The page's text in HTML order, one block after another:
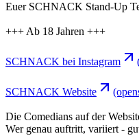
Euer SCHNACK Stand-Up
+++ Ab 18 Jahren +++
SCHNACK bei Instagram
SCHNACK Website
Die Comedians auf der
Wer genau auftritt, variiert -